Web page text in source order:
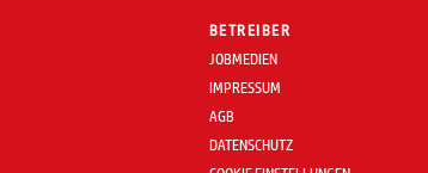
BETREIBER
JOBMEDIEN
IMPRESSUM
AGB
DATENSCHUTZ